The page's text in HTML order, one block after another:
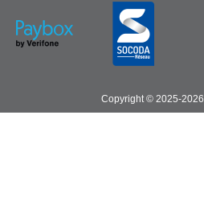
Copyright © 2025-2026